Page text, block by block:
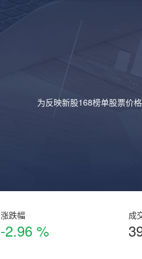
为反映新股168榜单股票价
涨跌幅
-2.96 %
成